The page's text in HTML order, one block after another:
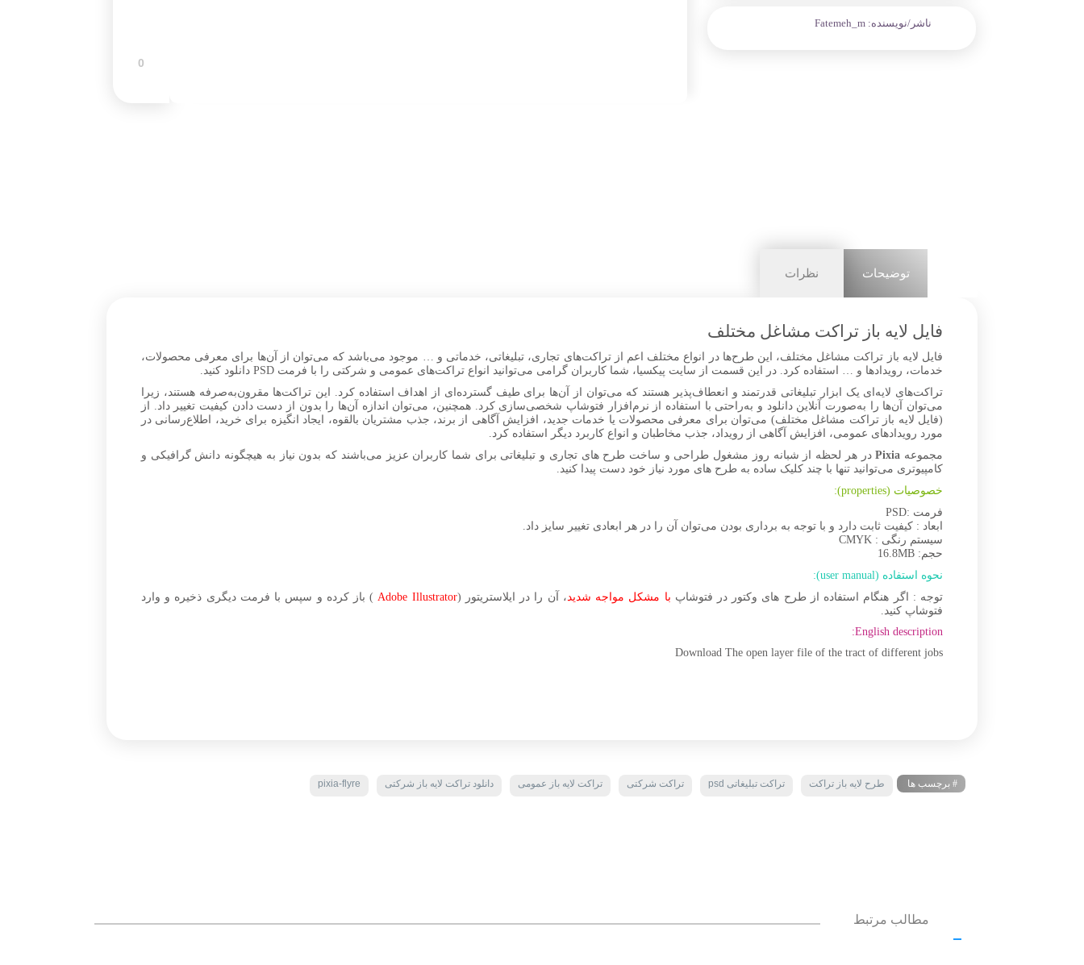
ناشر/نویسنده: Fatemeh_m
0
توضیحات نظرات
فایل لایه باز تراکت مشاغل مختلف
فایل لایه باز تراکت مشاغل مختلف، این طرح‌ها در انواع مختلف اعم از تراکت‌های تجاری، تبلیغاتی، خدماتی و … موجود می‌باشد که می‌توان از آن‌ها برای معرفی محصولات،
خدمات، رویدادها و … استفاده کرد. در این قسمت از سایت پیکسیا، شما کاربران گرامی می‌توانید انواع تراکت‌های عمومی و شرکتی را با فرمت PSD دانلود کنید.
تراکت‌های لایه‌ای یک ابزار تبلیغاتی قدرتمند و انعطاف‌پذیر هستند که می‌توان از آن‌ها برای طیف گسترده‌ای از اهداف استفاده کرد. این تراکت‌ها مقرون‌به‌صرفه هستند، زیرا
می‌توان آن‌ها را به‌صورت آنلاین دانلود و به‌راحتی با استفاده از نرم‌افزار فتوشاپ شخصی‌سازی کرد. همچنین، می‌توان اندازه آن‌ها را بدون از دست دادن کیفیت تغییر داد. از
(فایل لایه باز تراکت مشاغل مختلف) می‌توان برای معرفی محصولات یا خدمات جدید، افزایش آگاهی از برند، جذب مشتریان بالقوه، ایجاد انگیزه برای خرید، اطلاع‌رسانی در
مورد رویدادهای عمومی، افزایش آگاهی از رویداد، جذب مخاطبان و انواع کاربرد دیگر استفاده کرد.
مجموعه Pixia در هر لحظه از شبانه روز مشغول طراحی و ساخت طرح های تجاری و تبلیغاتی برای شما کاربران عزیز می‌باشند که بدون نیاز به هیچگونه دانش گرافیکی و
کامپیوتری می‌توانید تنها با چند کلیک ساده به طرح های مورد نیاز خود دست پیدا کنید.
خصوصیات (properties):
فرمت :PSD
ابعاد : کیفیت ثابت دارد و با توجه به برداری بودن می‌توان آن را در هر ابعادی تغییر سایز داد.
سیستم رنگی : CMYK
حجم: 16.8MB
نحوه استفاده (user manual):
توجه : اگر هنگام استفاده از طرح های وکتور در فتوشاپ با مشکل مواجه شدید، آن را در ایلاستریتور (Adobe Illustrator) باز کرده و سپس با فرمت دیگری ذخیره و وارد
فتوشاپ کنید.
English description:
Download The open layer file of the tract of different jobs
# برچسب ها طرح لایه باز تراکت تراکت تبلیغاتی psd تراکت شرکتی تراکت لایه باز عمومی دانلود تراکت لایه باز شرکتی pixia-flyre
مطالب مرتبط